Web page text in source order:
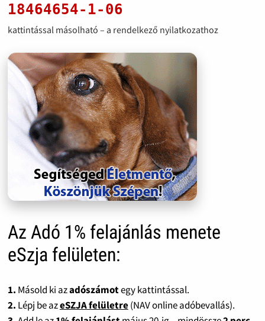
18464654-1-06
kattintással másolható – a rendelkező nyilatkozathoz
Az Adó 1% felajánlás menete
eSzja felületen:
1. Másold ki azadószámotegy kattintással.
2. Lépj be azeSZJA felületre(NAV online adóbevallás).